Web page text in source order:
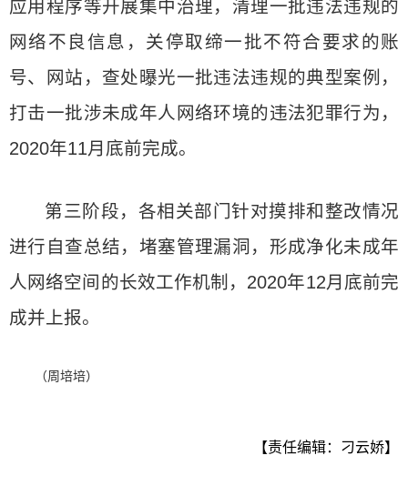
应用程序等开展集中治理，清理一批违法违规的
网络不良信息，关停取缔一批不符合要求的账
号、网站，查处曝光一批违法违规的典型案例，
打击一批涉未成年人网络环境的违法犯罪行为，
2020年11月底前完成。
第三阶段，各相关部门针对摸排和整改情况
进行自查总结，堵塞管理漏洞，形成净化未成年
人网络空间的长效工作机制，2020年12月底前完
成并上报。
（周培培）
【责任编辑：刁云娇】